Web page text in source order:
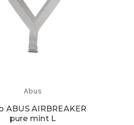
Abus
ABUS AIRBREAKER
pure mint L